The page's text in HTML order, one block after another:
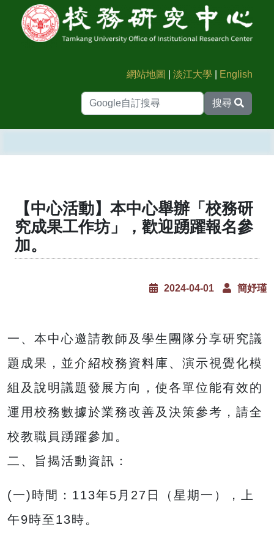
網站地圖 |淡江大學 English
搜尋
【中心活動】本中心舉辦「校務研
究成果工作坊」，歡迎踴躍報名參
加。
2024-04-01 簡妤瑾
一、本中心邀請教師及學生團隊分享研究議
題成果，並介紹校務資料庫、演示視覺化模
組及說明議題發展方向，使各單位能有效的
運用校務數據於業務改善及決策參考，請全
校教職員踴躍參加。
二、旨揭活動資訊：
(一)時間：113年5月27日（星期一），上
午9時至13時。